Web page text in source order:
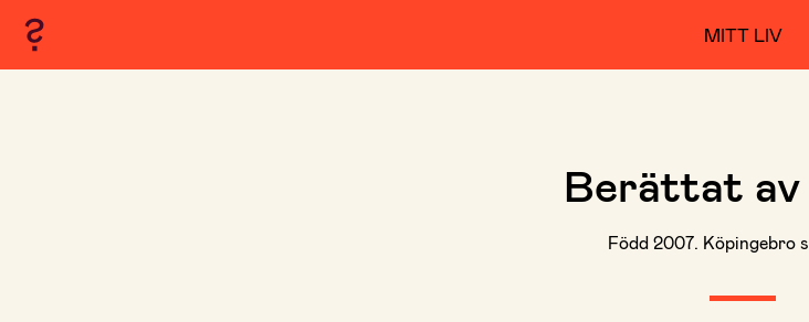
MITT LIV
Berättat av
Född 2007. Köpingebro